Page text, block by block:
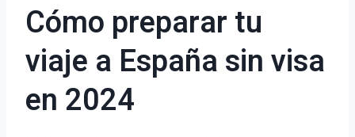
Cómo preparar tu
viaje a España sin visa
en 2024